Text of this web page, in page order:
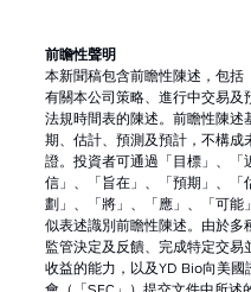
前瞻性聲明
本新聞稿包含前瞻性陳述，包括
有關本公司策略、進行中交易及
法規時間表的陳述。前瞻性陳述
期、估計、預測及預計，不構成
證。投資者可通過「目標」、「
信」、「旨在」、「預期」、「
劃」、「將」、「應」、「可能
似表述識別前瞻性陳述。由於多
監管決定及反饋、完成特定交易
收益的能力，以及YD Bio向美國